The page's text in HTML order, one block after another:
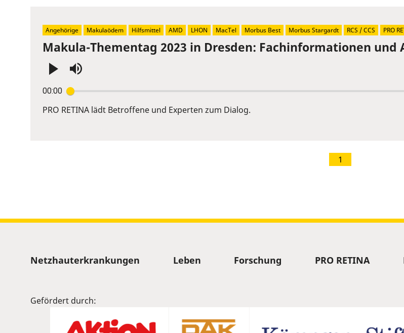
Makula-Thementag 2023 in Dresden: Fachinformationen und
00:00
Enter
or
PRO RETINA lädt Betroffene und Experten zum Dialog.
Angehörige Makulaödem Hilfsmittel AMD LHON MacTel Morbus Best Morbus Stargardt RCS / CCS PRO
1
Sitemap
Netzhauterkrankungen Leben Forschung PRO RETINA
Gefördert durch: